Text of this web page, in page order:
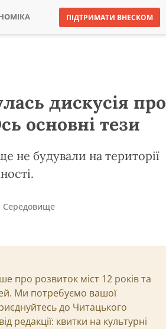
ПІДТРИМАТИ ВНЕСКОМ
дискусія про
основні тези
не будували на території
Середовище
про розвиток міст 12 років та
Ми потребуємо вашої
до Читацького
редакції: квитки на культурні